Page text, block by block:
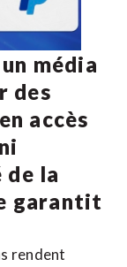
média
des
accès
de la
garantit
rendent